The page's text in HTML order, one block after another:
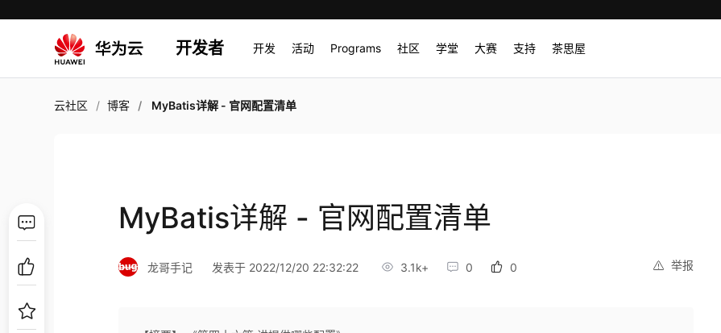
开发者 开发 活动 Programs 社区 学堂 大赛 支持 茶思屋
云社区 博客 MyBatis详解 - 官网配置清单
MyBatis详解 - 官网配置清单
举报
龙哥手记 发表于 2022/12/20 22:32:22 3.1k+ 0 0